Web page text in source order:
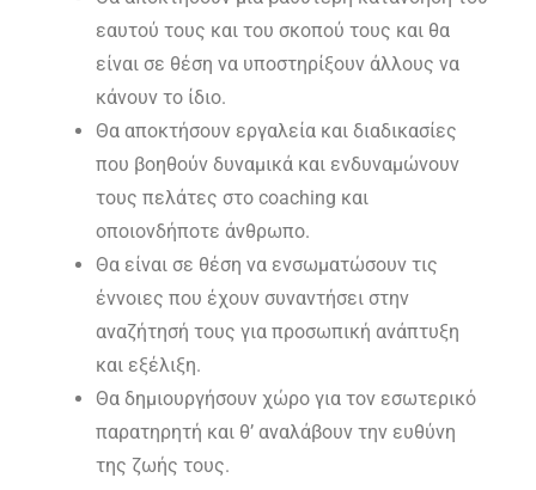
εαυτού τους και του σκοπού τους και θα
είναι σε θέση να υποστηρίξουν άλλους να
κάνουν το ίδιο.
Θα αποκτήσουν εργαλεία και διαδικασίες
που βοηθούν δυναμικά και ενδυναμώνουν
τους πελάτες στο coaching και
οποιονδήποτε άνθρωπο.
Θα είναι σε θέση να ενσωματώσουν τις
έννοιες που έχουν συναντήσει στην
αναζήτησή τους για προσωπική ανάπτυξη
και εξέλιξη.
Θα δημιουργήσουν χώρο για τον εσωτερικό
παρατηρητή και θ’ αναλάβουν την ευθύνη
της ζωής τους.